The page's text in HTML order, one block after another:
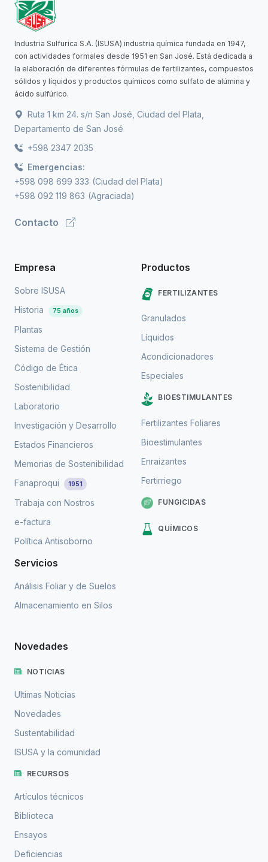
Industria Sulfurica S.A. (ISUSA) industria química fundada en 1947,
con actividades formales desde 1951 en San José. Está dedicada a
la elaboración de diferentes fórmulas de fertilizantes, compuestos
sólidos y líquidos y productos químicos como sulfato de alúmina y
ácido sulfúrico.
Ruta 1 km 24. s/n San José, Ciudad del Plata,
Departamento de San José
+598 2347 2035
Emergencias:
+598 098 699 333 (Ciudad del Plata)
+598 092 119 863 (Agraciada)
Contacto
Empresa
Sobre ISUSA
Historia
75 años
Plantas
Sistema de Gestión
Código de Ética
Sostenibilidad
Laboratorio
Investigación y Desarrollo
Estados Financieros
Memorias de Sostenibilidad
Fanaproqui
1951
Trabaja con Nostros
e-factura
Política Antisoborno
Servicios
Análisis Foliar y de Suelos
Almacenamiento en Silos
Productos
FERTILIZANTES
Granulados
Líquidos
Acondicionadores
Especiales
BIOESTIMULANTES
Fertilizantes Foliares
Bioestimulantes
Enraizantes
Fertirriego
FUNGICIDAS
QUÍMICOS
Novedades
NOTICIAS
Ultimas Noticias
Novedades
Sustentabilidad
ISUSA y la comunidad
RECURSOS
Artículos técnicos
Biblioteca
Ensayos
Deficiencias